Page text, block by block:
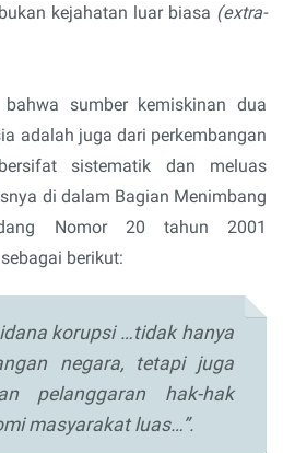
bukan kejahatan luar biasa (extra-
sumber kemiskinan dua
adalah juga dari perkembangan
sistematik dan meluas
di dalam Bagian Menimbang
Nomor 20 tahun 2001
berikut:
korupsi …tidak hanya
negara, tetapi juga
pelanggaran hak-hak
masyarakat luas…”.